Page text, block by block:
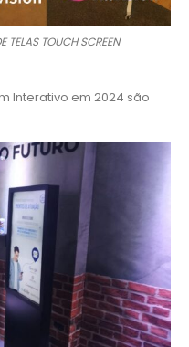
TELAS TOUCH SCREEN
Interativo em 2024 são